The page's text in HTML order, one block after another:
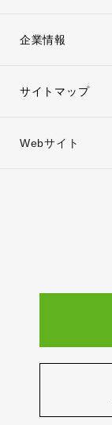
企業情報
サイトマップ
Webサイト